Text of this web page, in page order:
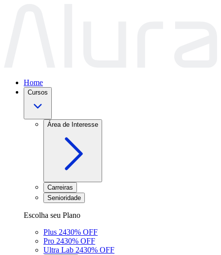
Home
Cursos
Área de Interesse
Carreiras
Senioridade
Escolha seu Plano
Plus 2430% OFF
Pro 2430% OFF
Ultra Lab 2430% OFF